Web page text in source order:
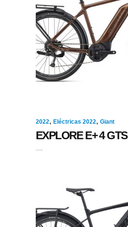
2022, Eléctricas 2022, Giant
EXPLORE E+ 4 GTS